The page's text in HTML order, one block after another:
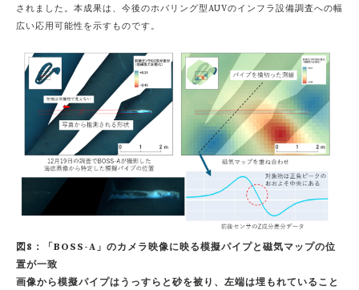
されました。本成果は、今後のホバリング型AUVのインフラ設備調査への幅
広い応用可能性を示すものです。
図8：「BOSS-A」のカメラ映像に映る模擬パイプと磁気マップの位
置が一致
画像から模擬パイプはうっすらと砂を被り、左端は埋もれていること